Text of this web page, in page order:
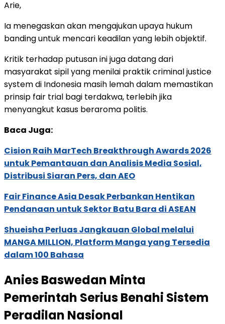
Arie,
Ia menegaskan akan mengajukan upaya hukum
banding untuk mencari keadilan yang lebih objektif.
Kritik terhadap putusan ini juga datang dari
masyarakat sipil yang menilai praktik criminal justice
system di Indonesia masih lemah dalam memastikan
prinsip fair trial bagi terdakwa, terlebih jika
menyangkut kasus beraroma politis.
Baca Juga:
Cision Raih MarTech Breakthrough Awards 2026
untuk Pemantauan dan Analisis Media Sosial,
Distribusi Siaran Pers, dan AEO
Fair Finance Asia Desak Perbankan Hentikan
Pendanaan untuk Sektor Batu Bara di ASEAN
Shueisha Perluas Jangkauan Global melalui
MANGA MILLION, Platform Manga yang Tersedia
dalam 100 Bahasa
Anies Baswedan Minta
Pemerintah Serius Benahi Sistem
Peradilan Nasional